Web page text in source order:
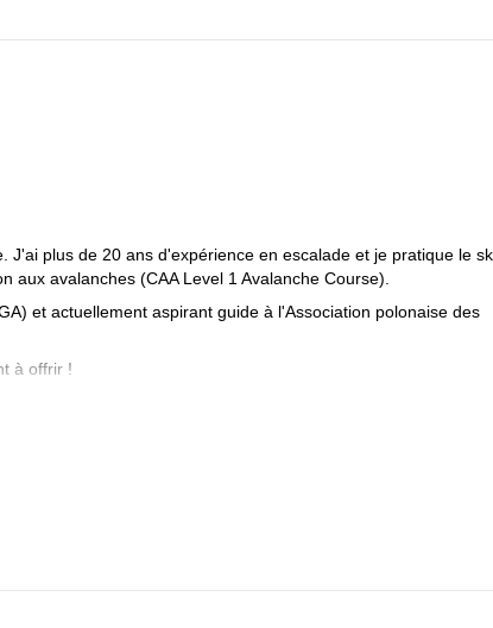
plus de 20 ans d'expérience en escalade et je pratique le
avalanches (CAA Level 1 Avalanche Course).
et actuellement aspirant guide à l'Association polonaise des
à offrir !